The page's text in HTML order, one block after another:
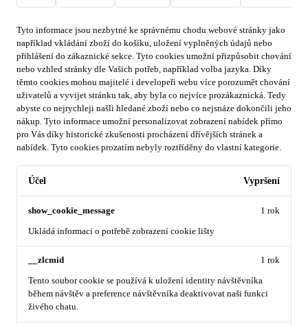
Tyto informace jsou nezbytné ke správnému chodu webové stránky jako
například vkládání zboží do košíku, uložení vyplněných údajů nebo
přihlášení do zákaznické sekce. Tyto cookies umožní přizpůsobit chování
nebo vzhled stránky dle Vašich potřeb, například volba jazyka. Díky
těmto cookies mohou majitelé i developeři webu více porozumět chování
uživatelů a vyvijet stránku tak, aby byla co nejvíce prozákaznická. Tedy
abyste co nejrychleji našli hledané zboží nebo co nejsnáze dokončili jeho
nákup. Tyto informace umožní personalizovat zobrazení nabídek přímo
pro Vás díky historické zkušenosti procházení dřívějších stránek a
nabídek. Tyto cookies prozatím nebyly roztříděny do vlastní kategorie.
Účel Vypršení
show_cookie_message
Ukládá informaci o potřebě zobrazení cookie lišty
1 rok
__zlcmid
Tento soubor cookie se používá k uložení identity návštěvníka
během návštěv a preference návštěvníka deaktivovat naši funkci
živého chatu.
1 rok